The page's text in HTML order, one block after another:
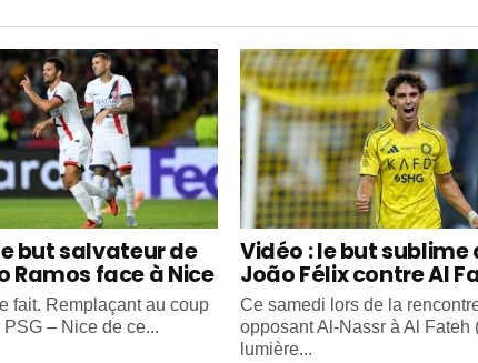
but salvateur de
Ramos face à Nice
fait. Remplaçant au coup
PSG – Nice de ce...
Vidéo : le but sublime
João Félix contre Al
Ce samedi lors de la
opposant Al-Nassr à Al Fateh
lumière...